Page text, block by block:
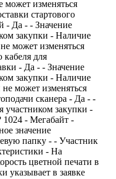
может изменяться
стартового
- Да - - Значение
закупки - Наличие
может изменяться
для
- Да - - Значение
закупки - Наличие
может изменяться
сканера - Да - -
участником закупки -
1024 - Мегабайт -
значение
папку - - Участник
- На
цветной печати в
указывает в заявке